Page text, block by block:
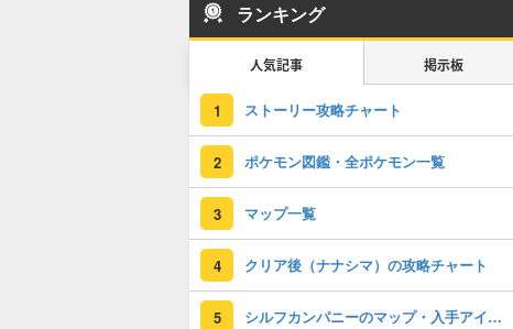
ランキング
人気記事 掲示板
1 ストーリー攻略チャート
2 ポケモン図鑑・全ポケモン一覧
3 マップ一覧
4 クリア後（ナナシマ）の攻略チャート
5 シルフカンパニーのマップ・入手アイテム